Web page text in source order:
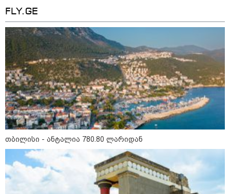
მნიშვნელოვანი ინფორმაცია
FLY.GE
თბილისი - ანტალია 780.80 ლარიდან